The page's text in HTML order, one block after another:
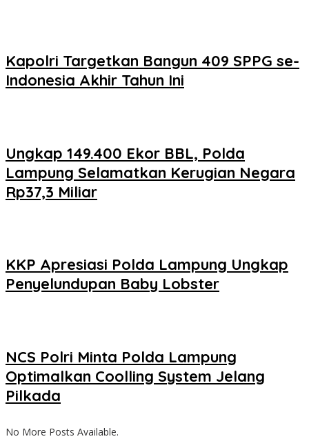
Kapolri Targetkan Bangun 409 SPPG se-
Indonesia Akhir Tahun Ini
Ungkap 149.400 Ekor BBL, Polda
Lampung Selamatkan Kerugian Negara
Rp37,3 Miliar
KKP Apresiasi Polda Lampung Ungkap
Penyelundupan Baby Lobster
NCS Polri Minta Polda Lampung
Optimalkan Coolling System Jelang
Pilkada
No More Posts Available.